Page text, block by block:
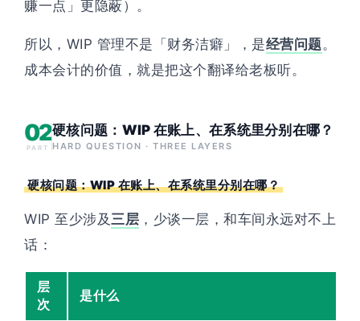
赚一点」更隐蔽）。
所以，WIP 管理不是「财务洁癖」，是经营问题。
成本会计的价值，就是把这个翻译给老板听。
02
PART
硬核问题：WIP 在账上、在系统里分别在哪？
HARD QUESTION · THREE LAYERS
硬核问题：WIP 在账上、在系统里分别在哪？
WIP 至少涉及三层 ，少谈一层，和车间永远对不上
话：
层
次
是什么